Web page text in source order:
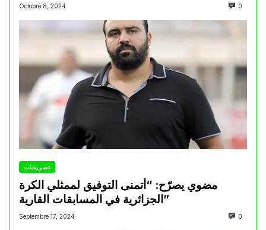
Octobre 8, 2024 0
تصريحات
مضوي يصرّح: “أتمنى التوفيق لممثلي الكرة
الجزائرية في المسابقات القارية”
Septembre 17, 2024 0